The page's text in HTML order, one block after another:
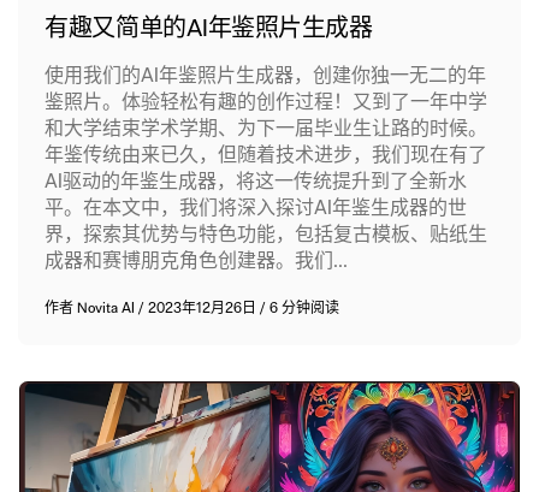
有趣又简单的AI年鉴照片生成器
使用我们的AI年鉴照片生成器，创建你独一无二的年
鉴照片。体验轻松有趣的创作过程！又到了一年中学
和大学结束学术学期、为下一届毕业生让路的时候。
年鉴传统由来已久，但随着技术进步，我们现在有了
AI驱动的年鉴生成器，将这一传统提升到了全新水
平。在本文中，我们将深入探讨AI年鉴生成器的世
界，探索其优势与特色功能，包括复古模板、贴纸生
成器和赛博朋克角色创建器。我们...
作者 Novita AI /2023年12月26日/6 分钟阅读